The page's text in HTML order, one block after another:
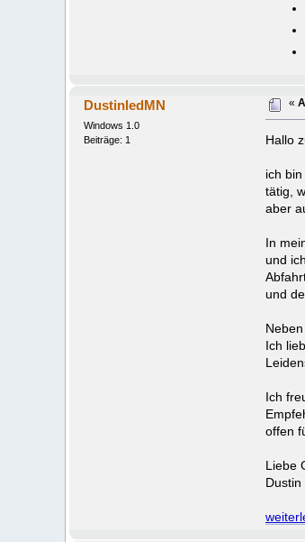
DustinledMN
Windows 1.0
Beiträge: 1
«
Hallo
ich
tätig,
aber
In
und
und
Ich
Ich
offen
Liebe
Dustin